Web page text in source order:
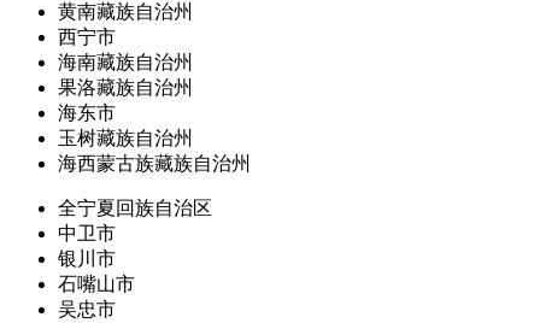
黄南藏族自治州
西宁市
海南藏族自治州
果洛藏族自治州
海东市
玉树藏族自治州
海西蒙古族藏族自治州
全宁夏回族自治区
中卫市
银川市
石嘴山市
吴忠市